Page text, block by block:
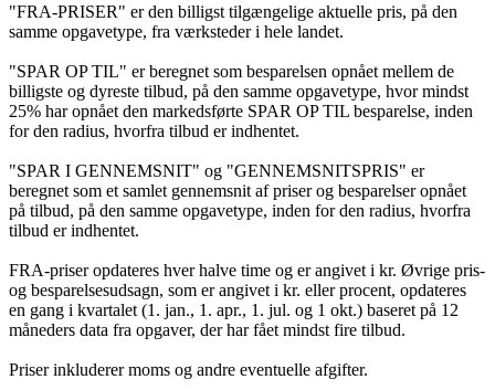
"FRA-PRISER" er den billigst tilgængelige aktuelle pris, på den
samme opgavetype, fra værksteder i hele landet.
"SPAR OP TIL" er beregnet som besparelsen opnået mellem de
billigste og dyreste tilbud, på den samme opgavetype, hvor mindst
25% har opnået den markedsførte SPAR OP TIL besparelse, inden
for den radius, hvorfra tilbud er indhentet.
"SPAR I GENNEMSNIT" og "GENNEMSNITSPRIS" er
beregnet som et samlet gennemsnit af priser og besparelser opnået
på tilbud, på den samme opgavetype, inden for den radius, hvorfra
tilbud er indhentet.
FRA-priser opdateres hver halve time og er angivet i kr. Øvrige pris-
og besparelsesudsagn, som er angivet i kr. eller procent, opdateres
en gang i kvartalet (1. jan., 1. apr., 1. jul. og 1 okt.) baseret på 12
måneders data fra opgaver, der har fået mindst fire tilbud.
Priser inkluderer moms og andre eventuelle afgifter.